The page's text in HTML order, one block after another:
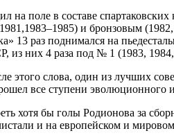
поле в составе
и бронзовым
13 раз поднимался на
из них 4 раза под № 1 (1983,
слова, один из лучших
все ступени
хотя бы голы Родионова за
и на европейском и